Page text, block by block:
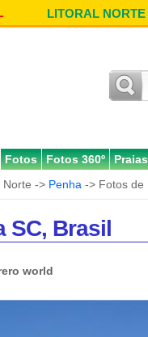
LITORAL NORTE
Fotos Fotos 360º Praias
Norte -> Penha -> Fotos de
SC, Brasil
world